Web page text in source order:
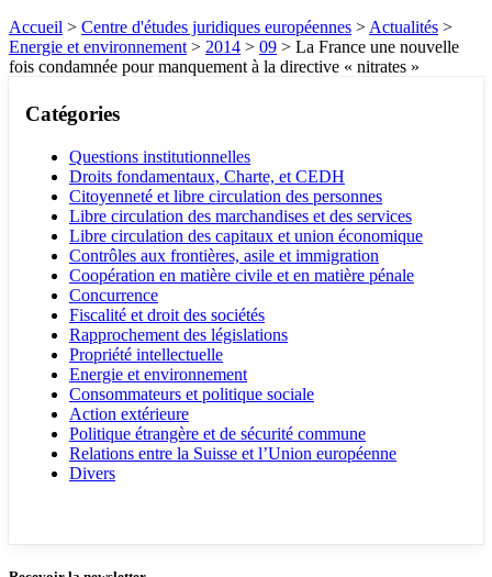
Accueil > Centre d'études juridiques européennes > Actualités >
Energie et environnement > 2014 > 09 > La France une nouvelle
fois condamnée pour manquement à la directive « nitrates »
Catégories
Questions institutionnelles
Droits fondamentaux, Charte, et CEDH
Citoyenneté et libre circulation des personnes
Libre circulation des marchandises et des services
Libre circulation des capitaux et union économique
Contrôles aux frontières, asile et immigration
Coopération en matière civile et en matière pénale
Concurrence
Fiscalité et droit des sociétés
Rapprochement des législations
Propriété intellectuelle
Energie et environnement
Consommateurs et politique sociale
Action extérieure
Politique étrangère et de sécurité commune
Relations entre la Suisse et l’Union européenne
Divers